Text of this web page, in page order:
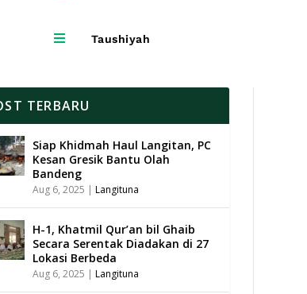
 Taushiyah
TERBARU
Siap Khidmah Haul Langitan, PC
Kesan Gresik Bantu Olah
Bandeng
Aug 6, 2025 | Langituna
H-1, Khatmil Qur’an bil Ghaib
Secara Serentak Diadakan di 27
Lokasi Berbeda
Aug 6, 2025 | Langituna